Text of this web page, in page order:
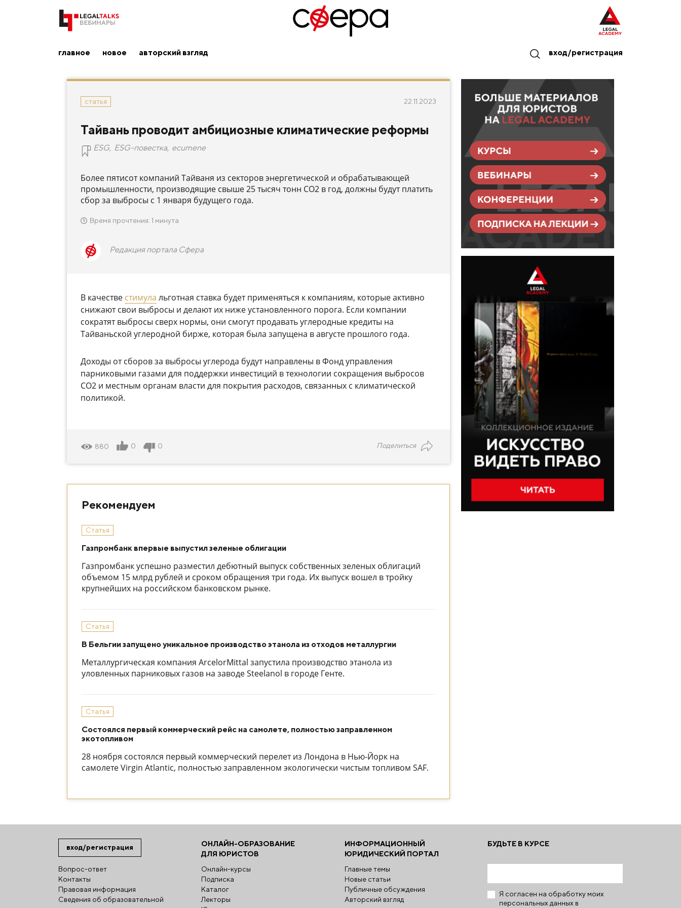
главное новое авторский взгляд вход/регистрация
статья 22.11.2023
Тайвань проводит амбициозные климатические реформы
ESG, ESG-повестка, ecumene
Более пятисот компаний Тайваня из секторов энергетической и обрабатывающей
промышленности, производящие свыше 25 тысяч тонн CO2 в год, должны будут платить
сбор за выбросы с 1 января будущего года.
Время прочтения: 1 минута
Редакция портала Сфера
В качестве стимула льготная ставка будет применяться к компаниям, которые активно
снижают свои выбросы и делают их ниже установленного порога. Если компании
сократят выбросы сверх нормы, они смогут продавать углеродные кредиты на
Тайваньской углеродной бирже, которая была запущена в августе прошлого года.
Доходы от сборов за выбросы углерода будут направлены в Фонд управления
парниковыми газами для поддержки инвестиций в технологии сокращения выбросов
CO2 и местным органам власти для покрытия расходов, связанных с климатической
политикой.
880 0 0 Поделиться
Рекомендуем
Статья
Газпромбанк впервые выпустил зеленые облигации
Газпромбанк успешно разместил дебютный выпуск собственных зеленых облигаций
объемом 15 млрд рублей и сроком обращения три года. Их выпуск вошел в тройку
крупнейших на российском банковском рынке.
Статья
В Бельгии запущено уникальное производство этанола из отходов металлургии
Металлургическая компания ArcelorMittal запустила производство этанола из
уловленных парниковых газов на заводе Steelanol в городе Генте.
Статья
Состоялся первый коммерческий рейс на самолете, полностью заправленном
экотопливом
28 ноября состоялся первый коммерческий перелет из Лондона в Нью-Йорк на
самолете Virgin Atlantic, полностью заправленном экологически чистым топливом SAF.
вход/регистрация
Вопрос-ответ
Контакты
Правовая информация
Сведения об образовательной
ОНЛАЙН-ОБРАЗОВАНИЕ
ДЛЯ ЮРИСТОВ
Онлайн-курсы
Подписка
Каталог
Лекторы
ИНФОРМАЦИОННЫЙ
ЮРИДИЧЕСКИЙ ПОРТАЛ
Главные темы
Новые статьи
Публичные обсуждения
Авторский взгляд
БУДЬТЕ В КУРСЕ
Я согласен на обработку моих
персональных данных в